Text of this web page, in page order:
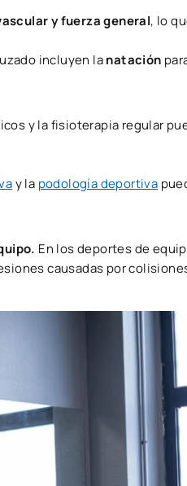
y fuerza general, lo
incluyen lanatación
y la fisioterapia regular
y la podología deportiva
En los deportes de
causadas por